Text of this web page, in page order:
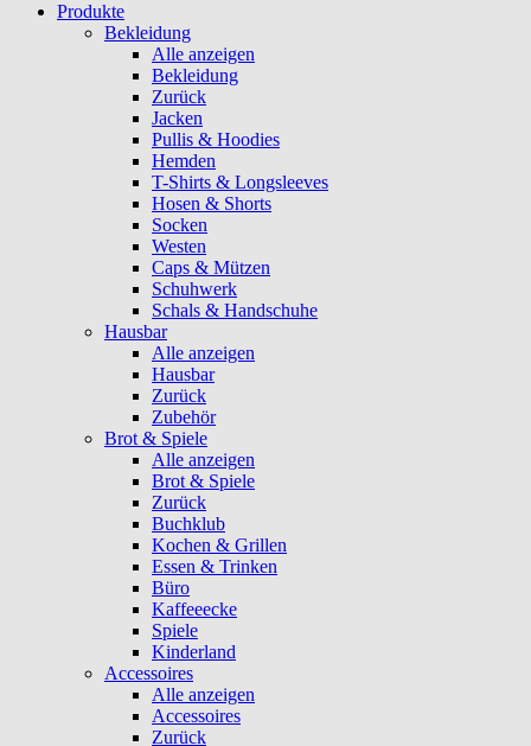
Produkte
Bekleidung
Alle anzeigen
Bekleidung
Zurück
Jacken
Pullis & Hoodies
Hemden
T-Shirts & Longsleeves
Hosen & Shorts
Socken
Westen
Caps & Mützen
Schuhwerk
Schals & Handschuhe
Hausbar
Alle anzeigen
Hausbar
Zurück
Zubehör
Brot & Spiele
Alle anzeigen
Brot & Spiele
Zurück
Buchklub
Kochen & Grillen
Essen & Trinken
Büro
Kaffeeecke
Spiele
Kinderland
Accessoires
Alle anzeigen
Accessoires
Zurück